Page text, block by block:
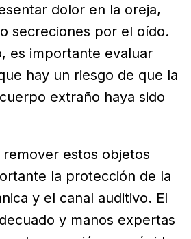
dolor en la oreja,
secreciones por el oído.
es importante evaluar
hay un riesgo de que la
extraño haya sido
remover estos objetos
la protección de la
y el canal auditivo. El
y manos expertas